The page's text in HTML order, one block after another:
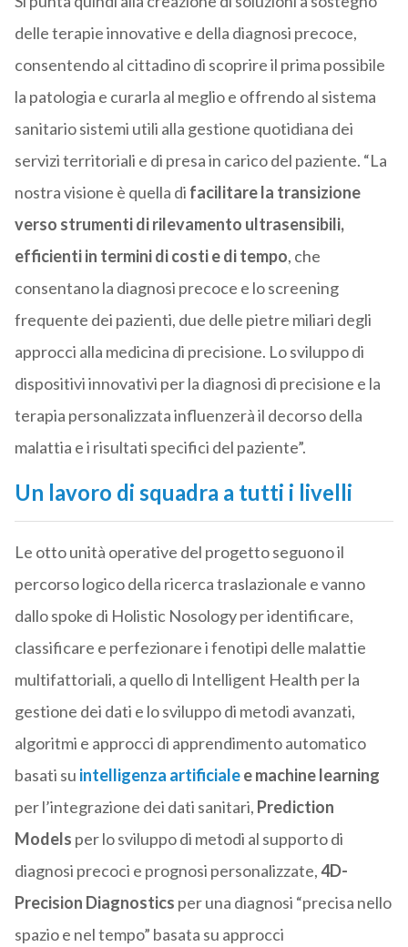
delle terapie innovative e della diagnosi precoce,
consentendo al cittadino di scoprire il prima possibile
la patologia e curarla al meglio e offrendo al sistema
sanitario sistemi utili alla gestione quotidiana dei
servizi territoriali e di presa in carico del paziente. “La
nostra visione è quella di facilitare la transizione
verso strumenti di rilevamento ultrasensibili,
efficienti in termini di costi e di tempo, che
consentano la diagnosi precoce e lo screening
frequente dei pazienti, due delle pietre miliari degli
approcci alla medicina di precisione. Lo sviluppo di
dispositivi innovativi per la diagnosi di precisione e la
terapia personalizzata influenzerà il decorso della
malattia e i risultati specifici del paziente”.
Un lavoro di squadra a tutti i livelli
Le otto unità operative del progetto seguono il
percorso logico della ricerca traslazionale e vanno
dallo spoke di Holistic Nosology per identificare,
classificare e perfezionare i fenotipi delle malattie
multifattoriali, a quello di Intelligent Health per la
gestione dei dati e lo sviluppo di metodi avanzati,
algoritmi e approcci di apprendimento automatico
basati su intelligenza artificialee machine learning
per l’integrazione dei dati sanitari, Prediction
Models per lo sviluppo di metodi al supporto di
diagnosi precoci e prognosi personalizzate,4D-
Precision Diagnostics per una diagnosi “precisa nello
spazio e nel tempo” basata su approcci